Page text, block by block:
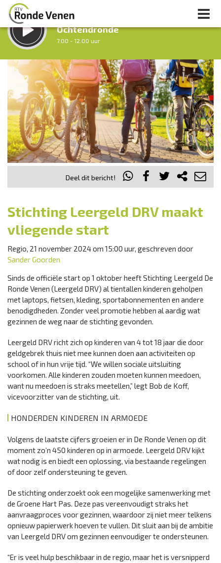
LUISTER LIVE:
Ochtendronde
7.00 - 12.00 uur
STRAKS:
Tussen Twaalf en Twee
12.00 - 14.00 uur
Vorig uur
uur 1 van 0 Volgend uur
Inklappen
Deel dit bericht!
Stichting Leergeld DRV maakt
vliegende start
Regio, 21 november 2024 om 15:00 uur, geschreven door
Sander Goorden
Sinds de officiële start op 1 oktober heeft Stichting Leergeld De
Ronde Venen (Leergeld DRV) al tientallen kinderen geholpen
met laptops, fietsen, kleding, sportabonnementen en andere
benodigdheden. Zonder veel promotie hebben al aardig wat
gezinnen de weg naar de stichting gevonden.
Leergeld DRV richt zich op kinderen van 4 tot 18 jaar die door
geldgebrek thuis niet mee kunnen doen aan activiteiten op
school of in hun vrije tijd. “We willen sociale uitsluiting
voorkomen. Alle kinderen zouden moeten kunnen meedoen,
want nu meedoen is straks meetellen,” legt Bob de Koff,
vicevoorzitter van de stichting, uit.
HONDERDEN KINDEREN IN ARMOEDE
Volgens de laatste cijfers groeien er in De Ronde Venen op dit
moment zo’n 450 kinderen op in armoede. Leergeld DRV kijkt
wat nodig is en biedt een oplossing, via bestaande regelingen
of door zelf ondersteuning te geven.
De stichting onderzoekt ook een mogelijke samenwerking met
de Groene Hart Pas. Deze pas vereenvoudigt straks het
aanvraagproces voor gezinnen, waardoor zij niet meer telkens
opnieuw papierwerk hoeven te vullen. Dit sluit aan bij de ambitie
van Leergeld DRV om gezinnen eenvoudiger te ondersteunen.
“Er is veel hulp beschikbaar in de regio, maar het is versnipperd